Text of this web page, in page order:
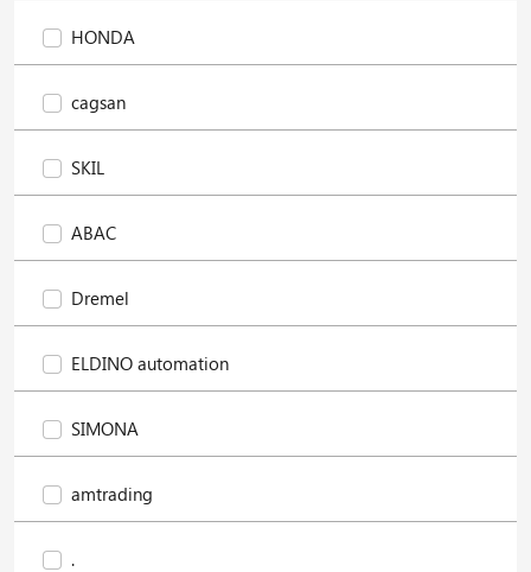
HONDA
cagsan
SKIL
ABAC
Dremel
ELDINO automation
SIMONA
amtrading
.